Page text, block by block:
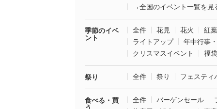
→全国のイベント一覧を見
季節のイベ
ント
全件 花見 花火
紅葉
ライトアップ
年中行事
クリスマスイベント
福
祭り 全件 祭り フェスティ
食べる・買
全件 バーゲンセール